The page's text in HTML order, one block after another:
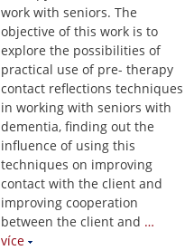
work with seniors. The
objective of this work is to
explore the possibilities of
practical use of pre- therapy
contact reflections techniques
in working with seniors with
dementia, finding out the
influence of using this
techniques on improving
contact with the client and
improving cooperation
between the client and …
více